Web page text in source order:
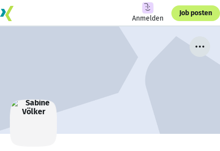
Anmelden
Job posten